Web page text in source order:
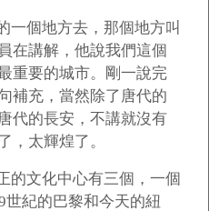
一個地方去，那個地方叫
在講解，他說我們這個
重要的城市。剛一說完
補充，當然除了唐代的
代的長安，不講就沒有
，太輝煌了。
的文化中心有三個，一個
世紀的巴黎和今天的紐